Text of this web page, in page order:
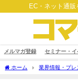
EC・ネット通
メルマガ登録 セミナー・イ
ホーム 業界情報・プレ